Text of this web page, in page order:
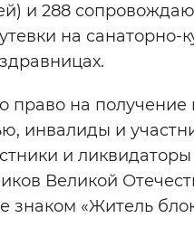
ассистент:
стандартные
и 288
на санаторно-
право на
инвалиды и
и
Великой
знаком «Житель